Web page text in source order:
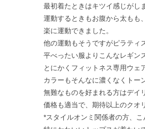
最初着たときはキツイ感じがし
運動するときもお腹から太もも
楽に運動できました。
他の運動もそうですがピラティ
平べったい服よりこんなレギン
とにかくフィットネス専用ウェ
カラーもそんなに濃くなくトー
無難なものを好まれる方はデイ
価格も適当で、期待以上のクオ
*スタイルオンミ関係者の方、